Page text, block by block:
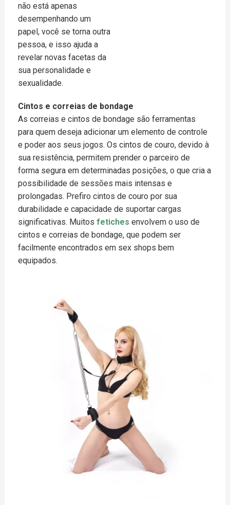
não está apenas
desempenhando um
papel, você se torna outra
pessoa, e isso ajuda a
revelar novas facetas da
sua personalidade e
sexualidade.
Cintos e correias de bondage
As correias e cintos de bondage são ferramentas
para quem deseja adicionar um elemento de controle
e poder aos seus jogos. Os cintos de couro, devido à
sua resistência, permitem prender o parceiro de
forma segura em determinadas posições, o que cria a
possibilidade de sessões mais intensas e
prolongadas. Prefiro cintos de couro por sua
durabilidade e capacidade de suportar cargas
significativas. Muitos fetiches envolvem o uso de
cintos e correias de bondage, que podem ser
facilmente encontrados em sex shops bem
equipados.